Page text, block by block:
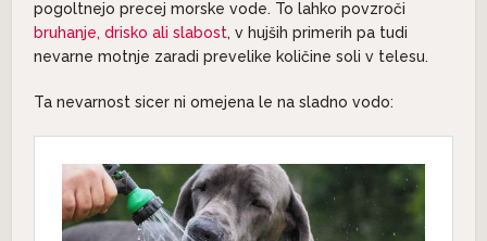
pogoltnejo precej morske vode. To lahko povzroči
bruhanje, drisko ali slabost, v hujših primerih pa tudi
nevarne motnje zaradi prevelike količine soli v telesu.
Ta nevarnost sicer ni omejena le na sladno vodo: